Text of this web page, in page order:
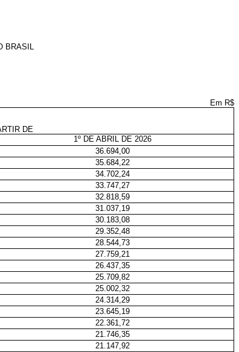
BRASIL
Em R$
DE
1º DE ABRIL DE 2026
36.694,00
35.684,22
34.702,24
33.747,27
32.818,59
31.037,19
30.183,08
29.352,48
28.544,73
27.759,21
26.437,35
25.709,82
25.002,32
24.314,29
23.645,19
22.361,72
21.746,35
21.147,92